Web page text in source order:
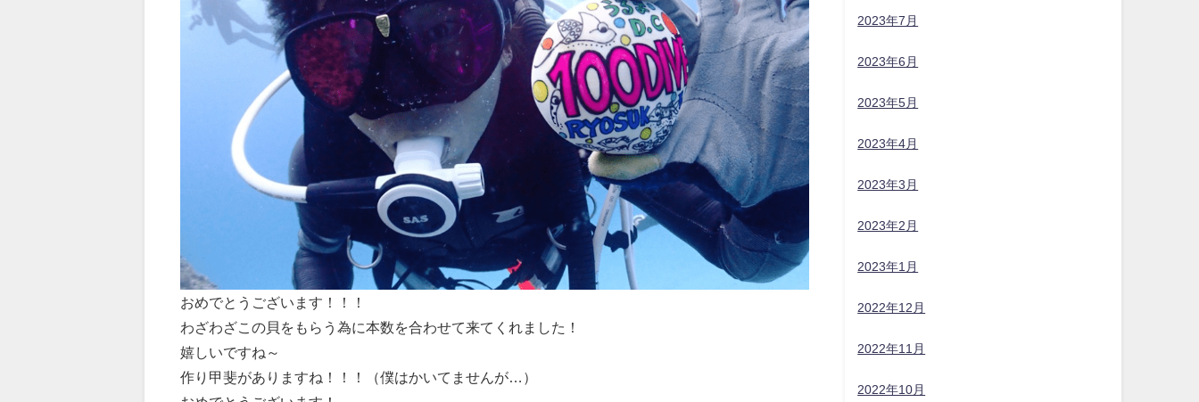
おめでとうございます！！！
わざわざこの貝をもらう為に本数を合わせて来てくれました！
嬉しいですね～
作り甲斐がありますね！！！（僕はかいてませんが…）
2023年7月
2023年6月
2023年5月
2023年4月
2023年3月
2023年2月
2023年1月
2022年12月
2022年11月
2022年10月